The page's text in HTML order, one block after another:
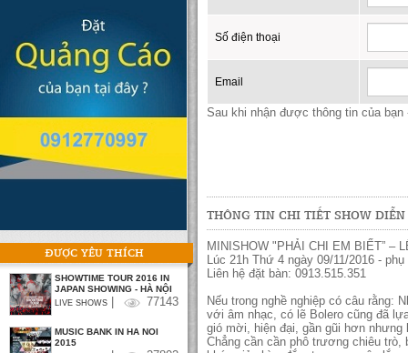
ĐƯỢC YÊU THÍCH
SHOWTIME TOUR 2016 IN
JAPAN SHOWING - HÀ NỘI
LIVE SHOWS 77143
MUSIC BANK IN HA NOI
2015
Số điện thoại
Email
Sau khi nhận được thông tin của
THÔNG TIN CHI TIẾT SHOW DIỄN
MINISHOW "PHẢI CHI EM BIẾT” –
Lúc 21h Thứ 4 ngày 09/11/2016 -
Liên hệ đặt bàn: 0913.515.351
Nếu trong nghề nghiệp có câu rằng:
với âm nhạc, có lẽ Bolero cũng đã
gió mời, hiện đại, gần gũi hơn
Chẳng cần cần phô trương chiêu trò,